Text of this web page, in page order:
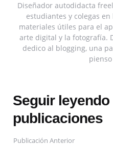
Diseñador autodidacta
estudiantes y colegas
materiales útiles para el
arte digital y la fotografía.
dedico al blogging, una
Seguir
publicaciones
Publicación Anterior